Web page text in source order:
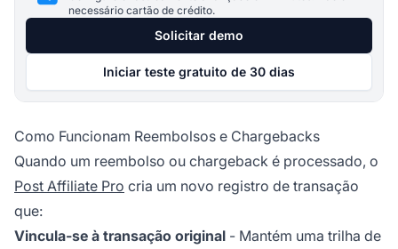
necessário cartão de crédito.
Solicitar demo
Iniciar teste gratuito de 30 dias
Como Funcionam Reembolsos e Chargebacks
Quando um reembolso ou chargeback é processado, o
Post Affiliate Pro cria um novo registro de transação
que:
Vincula-se à transação original - Mantém uma trilha de